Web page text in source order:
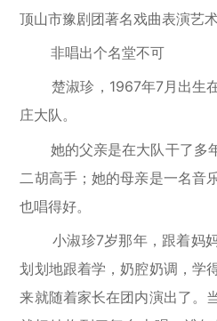
顶山市豫剧团著名戏曲表演艺术
非唱出个名堂不可
楚淑珍，1967年7月出生
庄大队。
她的父亲是在大队干了多
二胡高手；她的母亲是一名音
也唱得好。
小淑珍7岁那年，跟着妈
划划地跟着学，奶腔奶调，学
来就随着家长在团内演出了。